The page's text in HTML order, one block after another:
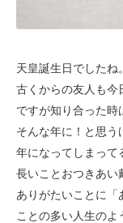
天皇誕生日でしたね。
古くからの友人も今
ですが知り合った時
そんな年に！と思
年になってしまって
長いことおつきあい
ありがたいことに「
ことの多い人生のよ